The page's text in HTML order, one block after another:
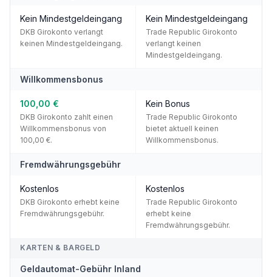
Kein Mindestgeldeingang
DKB Girokonto verlangt
keinen Mindestgeldeingang.
Kein Mindestgeldeingang
Trade Republic Girokonto
verlangt keinen
Mindestgeldeingang.
Willkommensbonus
100,00 €
DKB Girokonto zahlt einen
Willkommensbonus von
100,00 €.
Kein Bonus
Trade Republic Girokonto
bietet aktuell keinen
Willkommensbonus.
Fremdwährungsgebühr
Kostenlos
DKB Girokonto erhebt keine
Fremdwährungsgebühr.
Kostenlos
Trade Republic Girokonto
erhebt keine
Fremdwährungsgebühr.
KARTEN & BARGELD
Geldautomat-Gebühr Inland